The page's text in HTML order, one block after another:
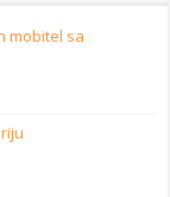
mobitel sa